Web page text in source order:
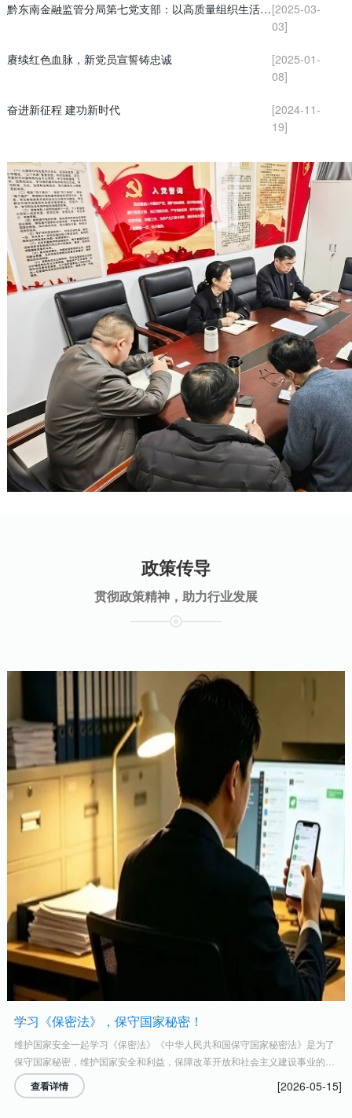
黔东南金融监管分局第七党支部：以高质量组织生活会擦亮党性底色[2025-03-
03]
赓续红色血脉，新党员宣誓铸忠诚
[2025-01-
08]
奋进新征程 建功新时代
[2024-11-
19]
政策传导
贯彻政策精神，助力行业发展
学习《保密法》，保守国家秘密！
维护国家安全一起学习《保密法》《中华人民共和国保守国家秘密法》是为了
保守国家秘密，维护国家安全和利益，保障改革开放和社会主义建设事业的顺
利进行，制定的法律。任何危害国家秘密安全的行为，都必须受到法律追究。
保守国家秘密是中国公民的基本义务之一。什么是《...
查看详情 [2026-05-15]